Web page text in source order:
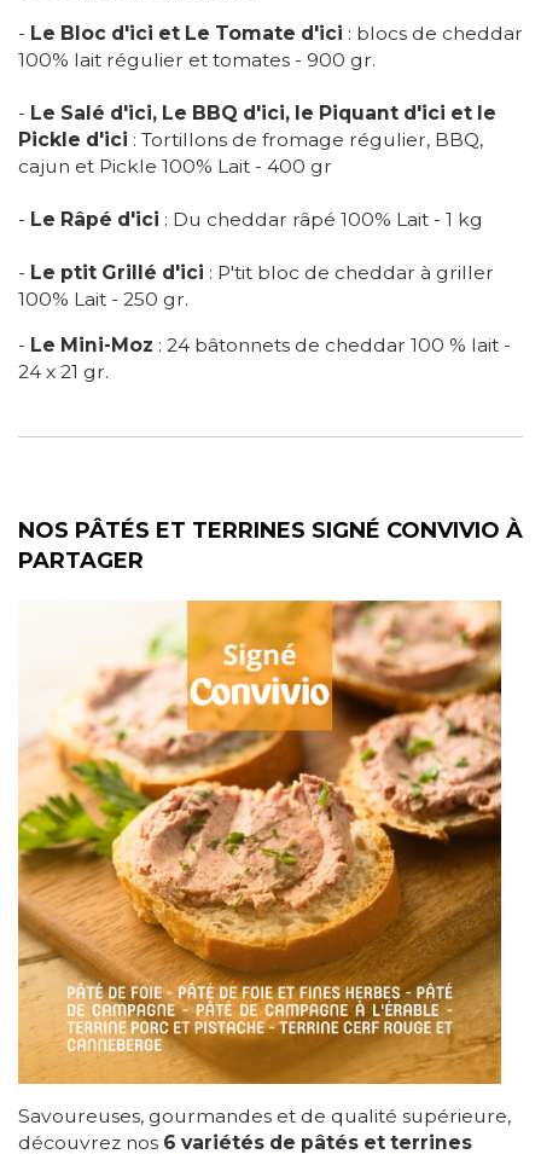
- Le Bloc d'ici et Le Tomate d'ici : blocs de cheddar
100% lait régulier et tomates - 900 gr.
- Le Salé d'ici, Le BBQ d'ici, le Piquant d'ici et le
Pickle d'ici : Tortillons de fromage régulier, BBQ,
cajun et Pickle 100% Lait - 400 gr
- Le Râpé d'ici : Du cheddar râpé 100% Lait - 1 kg
- Le ptit Grillé d'ici : P'tit bloc de cheddar à griller
100% Lait - 250 gr.
- Le Mini-Moz : 24 bâtonnets de cheddar 100 % lait -
24 x 21 gr.
NOS PÂTÉS ET TERRINES SIGNÉ CONVIVIO À
PARTAGER
Savoureuses, gourmandes et de qualité supérieure,
découvrez nos 6 variétés de pâtés et terrines